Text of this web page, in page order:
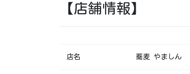
【店舗情報】
店名 蕎麦 やましん